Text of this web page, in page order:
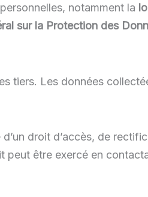
notamment la
sur la Protection des
tiers. Les données
droit d’accès, de
être exercé en